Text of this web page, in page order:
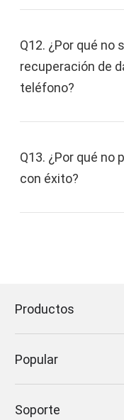
inalámbrica
A veces, el
caso, puede
operativo
Q12. ¿Por qué no
recuperación de
teléfono?
Q13. ¿Por qué no
con éxito?
Productos
Popular
Soporte